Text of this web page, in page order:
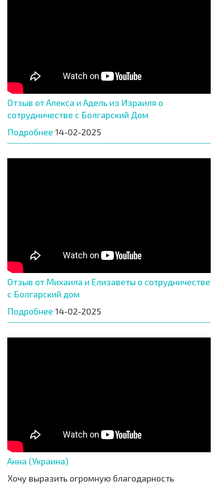
Отзыв от Алекса и Адель из Израиля о
сотрудничестве с Болгарский Дом
Подробнее 14-02-2025
Отзыв от Михаила и Елизаветы о сотрудничестве
с Болгарский дом
Подробнее 14-02-2025
Анна (Украина)
Хочу выразить огромную благодарность